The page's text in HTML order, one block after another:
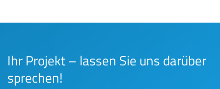
Ihr Projekt – lassen Sie uns darüber
sprechen!